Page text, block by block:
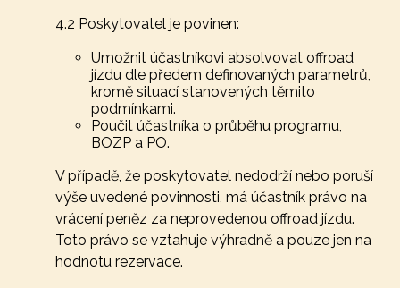
4.2 Poskytovatel je povinen:
Umožnit účastníkovi absolvovat offroad
jízdu dle předem definovaných parametrů,
kromě situací stanovených těmito
podmínkami.
Poučit účastníka o průběhu programu,
BOZP a PO.
V případě, že poskytovatel nedodrží nebo poruší
výše uvedené povinnosti, má účastník právo na
vrácení peněz za neprovedenou offroad jízdu.
Toto právo se vztahuje výhradně a pouze jen na
hodnotu rezervace.